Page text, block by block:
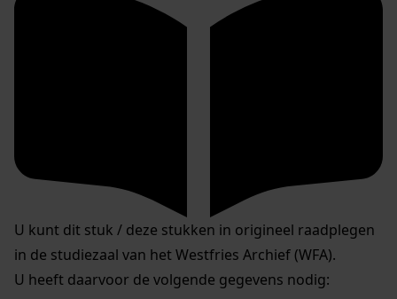
U kunt dit stuk / deze stukken in origineel raadplegen
in de studiezaal van het Westfries Archief (WFA).
U heeft daarvoor de volgende gegevens nodig: